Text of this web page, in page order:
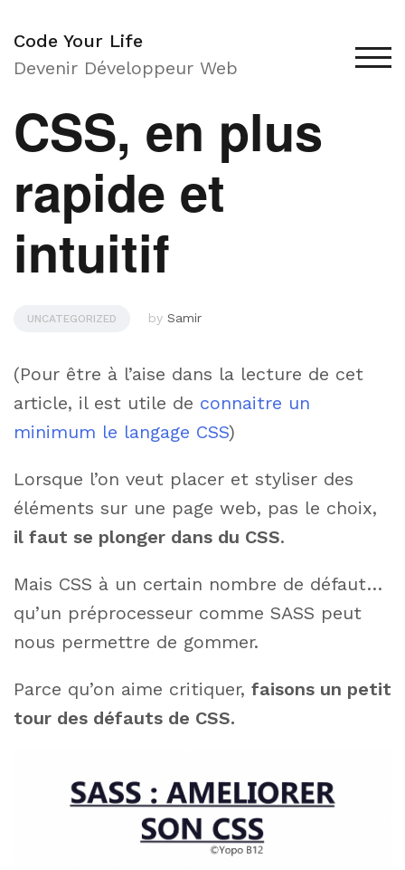
content
Code Your Life
Devenir Développeur Web
Sass : du style
CSS, en plus
rapide et
intuitif
UNCATEGORIZED by Samir
(Pour être à l’aise dans la lecture de cet
article, il est utile de connaitre un
minimum le langage CSS)
Lorsque l’on veut placer et styliser des
éléments sur une page web, pas le choix,
il faut se plonger dans du CSS.
Mais CSS à un certain nombre de défaut…
qu’un préprocesseur comme SASS peut
nous permettre de gommer.
Parce qu’on aime critiquer, faisons un petit
tour des défauts de CSS.